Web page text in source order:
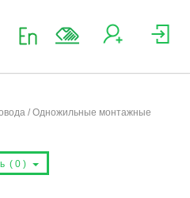
/ Одножильные монтажные
( 0 )